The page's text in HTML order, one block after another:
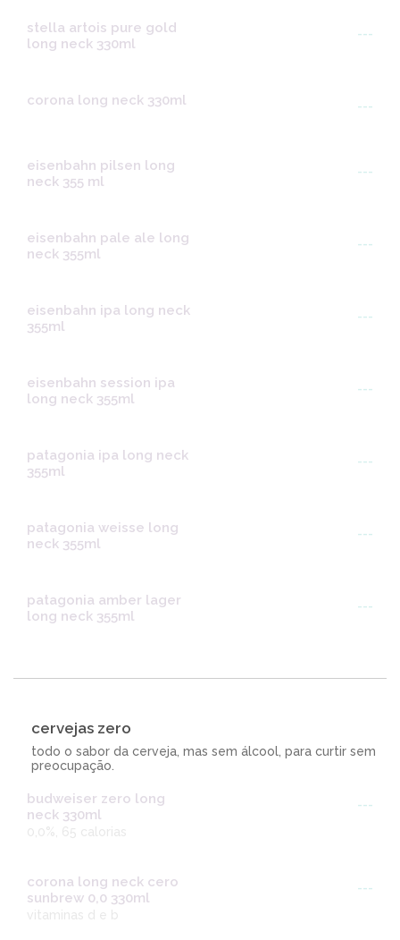
stella artois pure gold
long neck 330ml
---
corona long neck 330ml ---
eisenbahn pilsen long
neck 355 ml
---
eisenbahn pale ale long
neck 355ml
---
eisenbahn ipa long neck
355ml
---
eisenbahn session ipa
long neck 355ml
---
patagonia ipa long neck
355ml
---
patagonia weisse long
neck 355ml
---
patagonia amber lager
long neck 355ml
---
cervejas zero
todo o sabor da cerveja, mas sem álcool, para curtir sem
preocupação.
budweiser zero long
neck 330ml
---
0,0%, 65 calorias
corona long neck cero
sunbrew 0,0 330ml
---